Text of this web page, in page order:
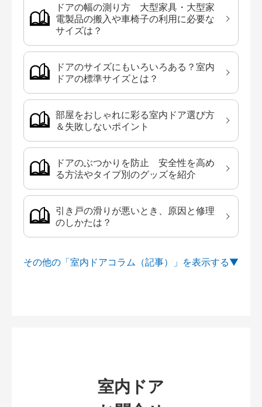
ドアの幅の測り方 大型家具・大型家
電製品の搬入や車椅子の利用に必要な
サイズは？
ドアのサイズにもいろいろある？室内
ドアの標準サイズとは？
部屋をおしゃれに彩る室内ドア選び方
＆失敗しないポイント
ドアのぶつかりを防止 安全性を高め
る方法やタイプ別のグッズを紹介
引き戸の滑りが悪いとき、原因と修理
のしかたは？
その他の「室内ドアコラム（記事）」を
室内ドア